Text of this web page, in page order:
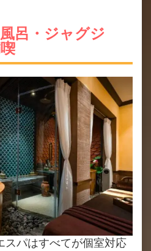
呂・ジャグジ
スパはすべてが個室対応